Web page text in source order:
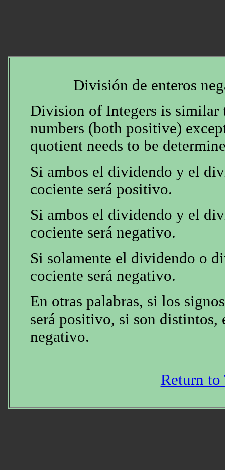
División de enteros
Division of Integers is
numbers (both positive)
quotient needs to be
Si ambos el dividendo y el
cociente será positivo.
Si ambos el dividendo y el
cociente será negativo.
Si solamente el dividendo o
cociente será negativo.
En otras palabras, si los
será positivo, si son distintos,
negativo.
Return to